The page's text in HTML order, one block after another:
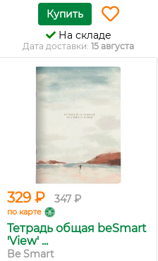
Купить
На складе
Дата доставки: 15 августа
329 ₽ 347 ₽
по карте
Тетрадь общая beSmart
'View' ...
Be Smart